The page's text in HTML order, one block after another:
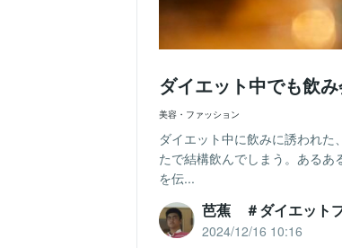
ダイエット中でも飲
美容・ファッション
ダイエット中に飲みに誘われ
たで結構飲んでしまう。ある
を伝...
芭蕉 ＃ダイエット
2024/12/16 10:16